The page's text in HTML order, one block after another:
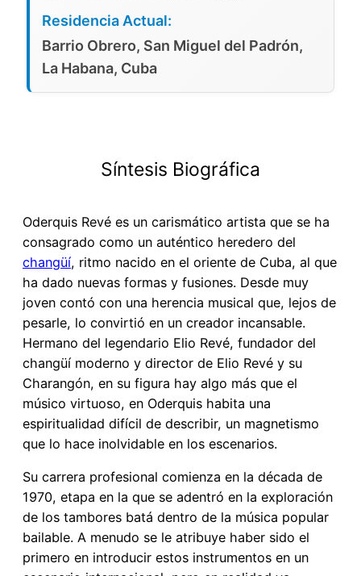
Residencia Actual:
Barrio Obrero, San Miguel del Padrón,
La Habana, Cuba
Síntesis Biográfica
Oderquis Revé es un carismático artista que se ha
consagrado como un auténtico heredero del
changüí, ritmo nacido en el oriente de Cuba, al que
ha dado nuevas formas y fusiones. Desde muy
joven contó con una herencia musical que, lejos de
pesarle, lo convirtió en un creador incansable.
Hermano del legendario Elio Revé, fundador del
changüí moderno y director de Elio Revé y su
Charangón, en su figura hay algo más que el
músico virtuoso, en Oderquis habita una
espiritualidad difícil de describir, un magnetismo
que lo hace inolvidable en los escenarios.
Su carrera profesional comienza en la década de
1970, etapa en la que se adentró en la exploración
de los tambores batá dentro de la música popular
bailable. A menudo se le atribuye haber sido el
primero en introducir estos instrumentos en un